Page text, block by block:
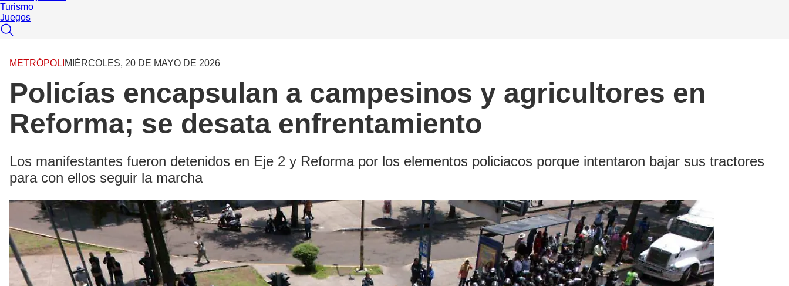
Turismo
Juegos
METRÓPOLI MIÉRCOLES, 20 DE MAYO DE 2026
Policías encapsulan a campesinos y agricultores en
Reforma; se desata enfrentamiento
Los manifestantes fueron detenidos en Eje 2 y Reforma por los elementos policiacos porque intentaron bajar sus tractores
para con ellos seguir la marcha